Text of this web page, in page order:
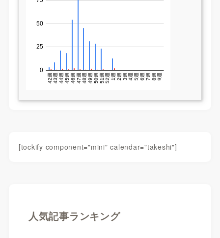
[tockify component="mini" calendar="takeshi"]
人気記事ランキング